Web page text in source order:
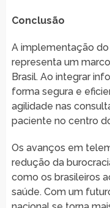
Conclusão
A implementação do
representa um
Brasil. Ao integrar
forma segura e
agilidade nas
paciente no centro
Os avanços em
redução da
como os brasileiros
saúde. Com um